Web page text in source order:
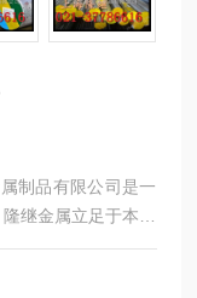
继金属立足于本土
杜瓦、美国熔炉斯
造企业提供高性能